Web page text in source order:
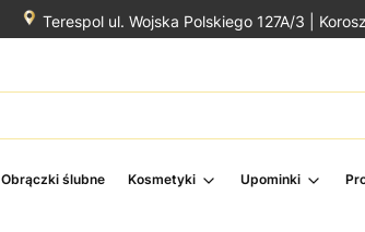
Terespol ul. Wojska Polskiego 127A/3 |
Obrączki ślubne Kosmetyki Upominki